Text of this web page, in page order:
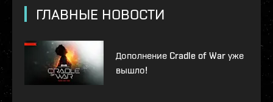
ГЛАВНЫЕ НОВОСТИ
Дополнение Cradle of War уже
вышло!